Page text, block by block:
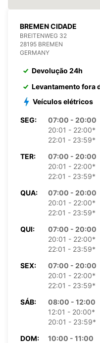
BREMEN CIDADE
BREITENWEG 32
28195 BREMEN
GERMANY
Devolução 24h
Levantamento fora
Veículos elétricos
SEG:
07:00 - 20:00
20:01 - 22:00*
22:01 - 23:59*
TER:
07:00 - 20:00
20:01 - 22:00*
22:01 - 23:59*
QUA:
07:00 - 20:00
20:01 - 22:00*
22:01 - 23:59*
QUI:
07:00 - 20:00
20:01 - 22:00*
22:01 - 23:59*
SEX:
07:00 - 20:00
20:01 - 22:00*
22:01 - 23:59*
SÁB:
08:00 - 12:00
12:01 - 20:00*
20:01 - 23:59*
DOM:
10:00 - 11:00